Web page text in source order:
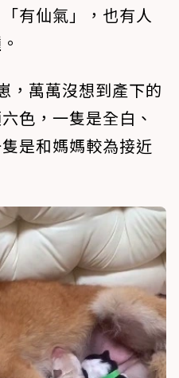
有仙氣」，也有人
，萬萬沒想到產下的
色，一隻是全白、
是和媽媽較為接近